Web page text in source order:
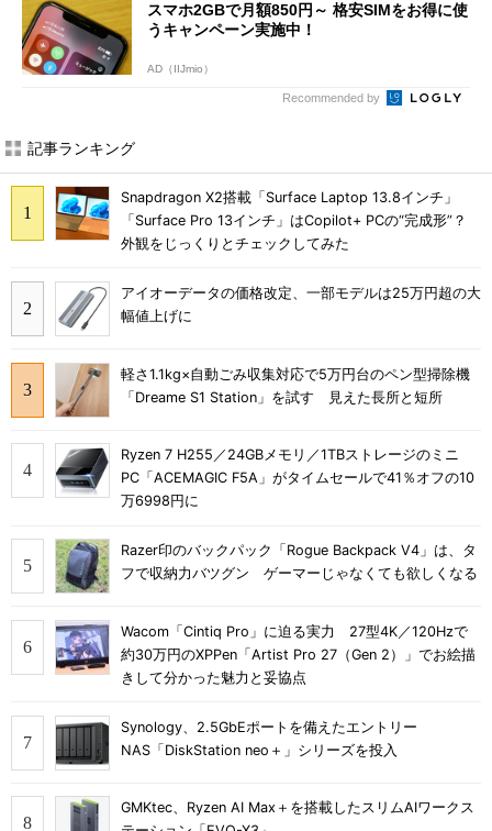
スマホ2GBで月額850円～ 格安SIMをお得に使
うキャンペーン実施中！
AD（IIJmio）
Recommended by
記事ランキング
Snapdragon X2搭載「Surface Laptop 13.8インチ」
「Surface Pro 13インチ」はCopilot+ PCの“完成形”？
外観をじっくりとチェックしてみた
アイオーデータの価格改定、一部モデルは25万円超の大
幅値上げに
軽さ1.1kg×自動ごみ収集対応で5万円台のペン型掃除機
「Dreame S1 Station」を試す 見えた長所と短所
Ryzen 7 H255／24GBメモリ／1TBストレージのミニ
PC「ACEMAGIC F5A」がタイムセールで41％オフの10
万6998円に
Razer印のバックパック「Rogue Backpack V4」は、タ
フで収納力バツグン ゲーマーじゃなくても欲しくなる
Wacom「Cintiq Pro」に迫る実力 27型4K／120Hzで
約30万円のXPPen「Artist Pro 27（Gen 2）」でお絵描
きして分かった魅力と妥協点
Synology、2.5GbEポートを備えたエントリー
NAS「DiskStation neo＋」シリーズを投入
GMKtec、Ryzen AI Max＋を搭載したスリムAIワークス